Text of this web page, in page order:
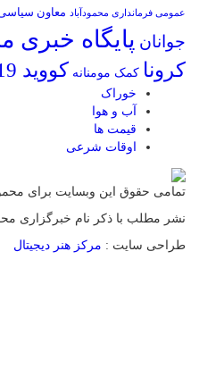
عمومی فرمانداری محمودآباد معاون سیاسی
جوانان پایگاه خبری
کرونا کمک مومنانه کووید 19
خوراک
آب و هوا
قیمت ها
اوقات شرعی
تمامی حقوق این وبسایت برای
نشر مطلب با ذکر نام خبرگزاری
طراحی سایت : مرکز هنر دیجیتال